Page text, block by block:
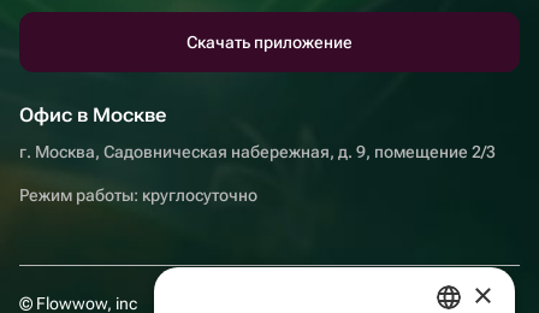
Скачать приложение
Офис в Москве
г. Москва, Садовническая набережная, д. 9, помещение 2/3
Режим работы: круглосуточно
© Flowwow, inc ×